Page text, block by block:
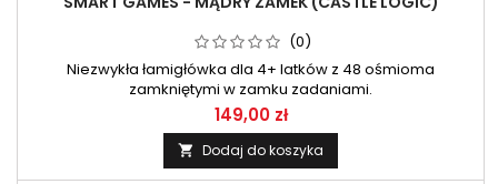
(0)
Niezwykła łamigłówka dla 4+ latków z 48 ośmioma
zamkniętymi w zamku zadaniami.
149,00 zł
 Dodaj do koszyka